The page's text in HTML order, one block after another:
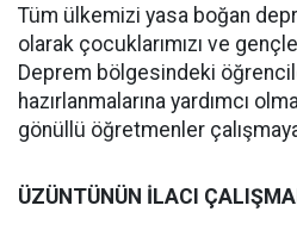
Tüm ülkemizi yasa boğan
olarak çocuklarımızı ve
Deprem bölgesindeki
hazırlanmalarına yardımcı
gönüllü öğretmenler
ÜZÜNTÜNÜN İLACI